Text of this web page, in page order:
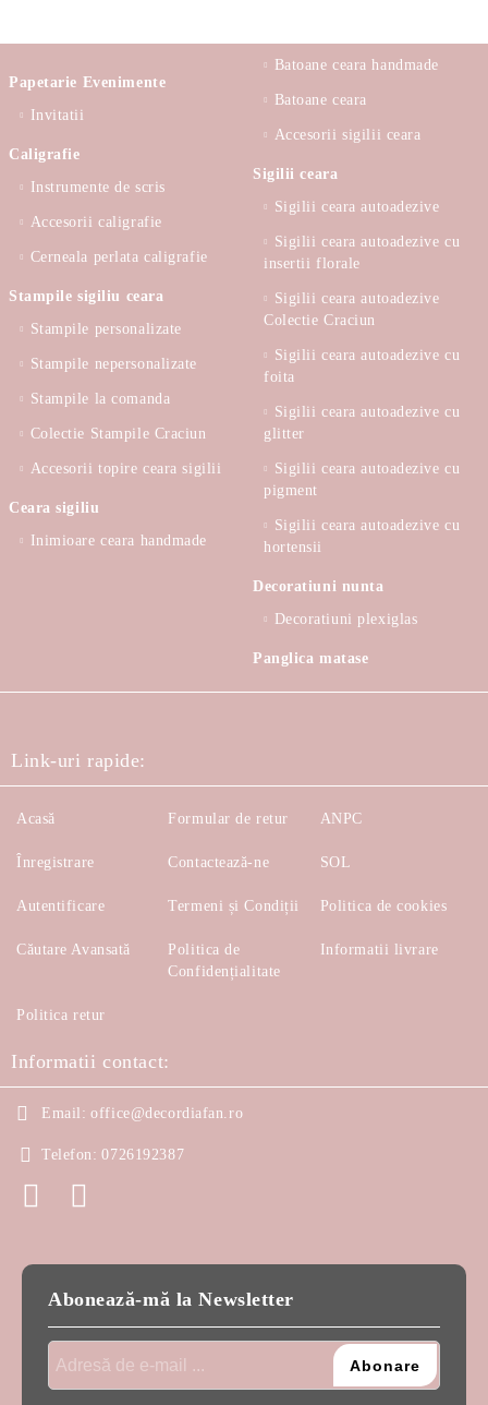
Papetarie Evenimente
Invitatii
Caligrafie
Instrumente de scris
Accesorii caligrafie
Cerneala perlata caligrafie
Stampile sigiliu ceara
Stampile personalizate
Stampile nepersonalizate
Stampile la comanda
Colectie Stampile Craciun
Accesorii topire ceara sigilii
Ceara sigiliu
Inimioare ceara handmade
Batoane ceara handmade
Batoane ceara
Accesorii sigilii ceara
Sigilii ceara
Sigilii ceara autoadezive
Sigilii ceara autoadezive cu
insertii florale
Sigilii ceara autoadezive
Colectie Craciun
Sigilii ceara autoadezive cu
foita
Sigilii ceara autoadezive cu
glitter
Sigilii ceara autoadezive cu
pigment
Sigilii ceara autoadezive cu
hortensii
Decoratiuni nunta
Decoratiuni plexiglas
Panglica matase
Link-uri rapide:
Acasă
Înregistrare
Autentificare
Căutare Avansată
Formular de retur
Contactează-ne
Termeni și Condiții
Politica de
Confidențialitate
ANPC
SOL
Politica de cookies
Informatii livrare
Politica retur
Informatii contact:
Email: office@decordiafan.ro
Telefon: 0726192387
Abonează-mă la Newsletter